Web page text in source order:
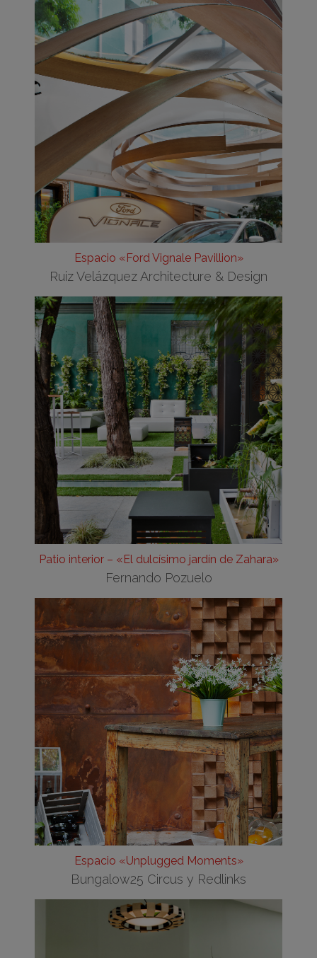
Espacio «Ford Vignale Pavillion»
Ruiz Velázquez Architecture & Design
Patio interior – «El dulcísimo jardín de Zahara»
Fernando Pozuelo
Espacio «Unplugged Moments»
Bungalow25 Circus y Redlinks